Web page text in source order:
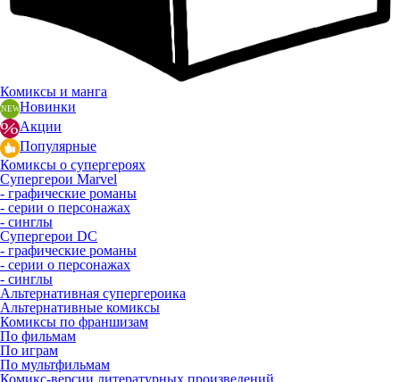
Комиксы и манга
Новинки
Акции
Популярные
Комиксы о супергероях
Супергерои Marvel
- графические романы
- серии о персонажах
- синглы
Супергерои DC
- графические романы
- серии о персонажах
- синглы
Альтернативная супергероика
Альтернативные комиксы
Комиксы по франшизам
По фильмам
По играм
По мультфильмам
Комикс-версии литературных произведений